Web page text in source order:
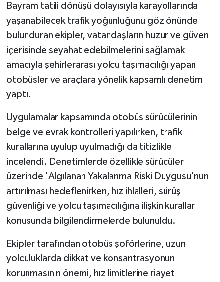
Bayram tatili dönüşü dolayısıyla karayollarında
yaşanabilecek trafik yoğunluğunu göz önünde
bulunduran ekipler, vatandaşların huzur ve güven
içerisinde seyahat edebilmelerini sağlamak
amacıyla şehirlerarası yolcu taşımacılığı yapan
otobüsler ve araçlara yönelik kapsamlı denetim
yaptı.
Uygulamalar kapsamında otobüs sürücülerinin
belge ve evrak kontrolleri yapılırken, trafik
kurallarına uyulup uyulmadığı da titizlikle
incelendi. Denetimlerde özellikle sürücüler
üzerinde 'Algılanan Yakalanma Riski Duygusu'nun
artırılması hedeflenirken, hız ihlalleri, sürüş
güvenliği ve yolcu taşımacılığına ilişkin kurallar
konusunda bilgilendirmelerde bulunuldu.
Ekipler tarafından otobüs şoförlerine, uzun
yolculuklarda dikkat ve konsantrasyonun
korunmasının önemi, hız limitlerine riayet